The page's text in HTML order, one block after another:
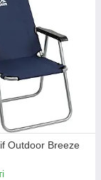
Outdoor Breeze